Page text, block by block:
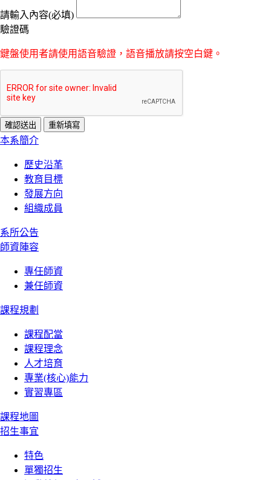
請輸入內容(必填)
驗證碼
鍵盤使用者請使用語音驗證，語音播放請按空白鍵。
:::
本系簡介
歷史沿革
教育目標
發展方向
組織成員
系所公告
師資陣容
專任師資
兼任師資
課程規劃
課程配當
課程理念
人才培育
專業(核心)能力
實習專區
課程地圖
招生事宜
特色
單獨招生